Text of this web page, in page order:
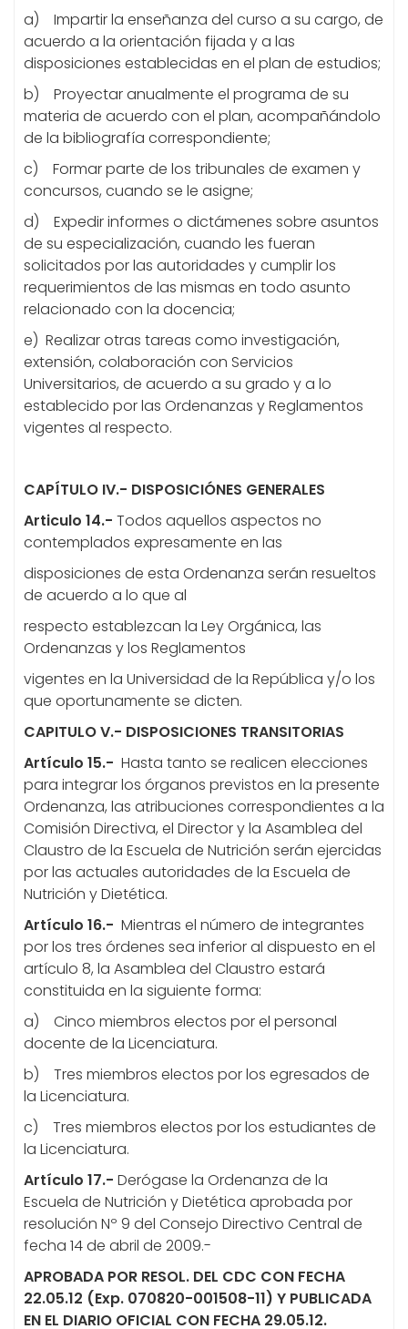
a) Impartir la enseñanza del curso a su cargo, de
acuerdo a la orientación fijada y a las
disposiciones establecidas en el plan de estudios;
b) Proyectar anualmente el programa de su
materia de acuerdo con el plan, acompañándolo
de la bibliografía correspondiente;
c) Formar parte de los tribunales de examen y
concursos, cuando se le asigne;
d) Expedir informes o dictámenes sobre asuntos
de su especialización, cuando les fueran
solicitados por las autoridades y cumplir los
requerimientos de las mismas en todo asunto
relacionado con la docencia;
e) Realizar otras tareas como investigación,
extensión, colaboración con Servicios
Universitarios, de acuerdo a su grado y a lo
establecido por las Ordenanzas y Reglamentos
vigentes al respecto.
CAPÍTULO IV.- DISPOSICIÓNES GENERALES
Articulo 14.- Todos aquellos aspectos no
contemplados expresamente en las
disposiciones de esta Ordenanza serán resueltos
de acuerdo a lo que al
respecto establezcan la Ley Orgánica, las
Ordenanzas y los Reglamentos
vigentes en la Universidad de la República y/o los
que oportunamente se dicten.
CAPITULO V.- DISPOSICIONES TRANSITORIAS
Artículo 15.- Hasta tanto se realicen elecciones
para integrar los órganos previstos en la presente
Ordenanza, las atribuciones correspondientes a la
Comisión Directiva, el Director y la Asamblea del
Claustro de la Escuela de Nutrición serán ejercidas
por las actuales autoridades de la Escuela de
Nutrición y Dietética.
Artículo 16.- Mientras el número de integrantes
por los tres órdenes sea inferior al dispuesto en el
artículo 8, la Asamblea del Claustro estará
constituida en la siguiente forma:
a) Cinco miembros electos por el personal
docente de la Licenciatura.
b) Tres miembros electos por los egresados de
la Licenciatura.
c) Tres miembros electos por los estudiantes de
la Licenciatura.
Artículo 17.- Derógase la Ordenanza de la
Escuela de Nutrición y Dietética aprobada por
resolución Nº 9 del Consejo Directivo Central de
fecha 14 de abril de 2009.-
APROBADA POR RESOL. DEL CDC CON FECHA
22.05.12 (Exp. 070820-001508-11) Y PUBLICADA
EN EL DIARIO OFICIAL CON FECHA 29.05.12.